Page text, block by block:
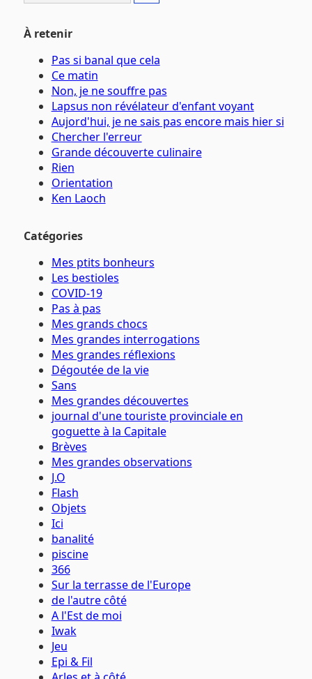
À retenir
Pas si banal que cela
Ce matin
Non, je ne souffre pas
Lapsus non révélateur d'enfant voyant
Aujord'hui, je ne sais pas encore mais hier si
Chercher l'erreur
Grande découverte culinaire
Rien
Orientation
Ken Laoch
Catégories
Mes ptits bonheurs
Les bestioles
COVID-19
Pas à pas
Mes grands chocs
Mes grandes interrogations
Mes grandes réflexions
Dégoutée de la vie
Sans
Mes grandes découvertes
journal d'une touriste provinciale en
goguette à la Capitale
Brèves
Mes grandes observations
J.O
Flash
Objets
Ici
banalité
piscine
366
Sur la terrasse de l'Europe
de l'autre côté
A l'Est de moi
Iwak
Jeu
Epi & Fil